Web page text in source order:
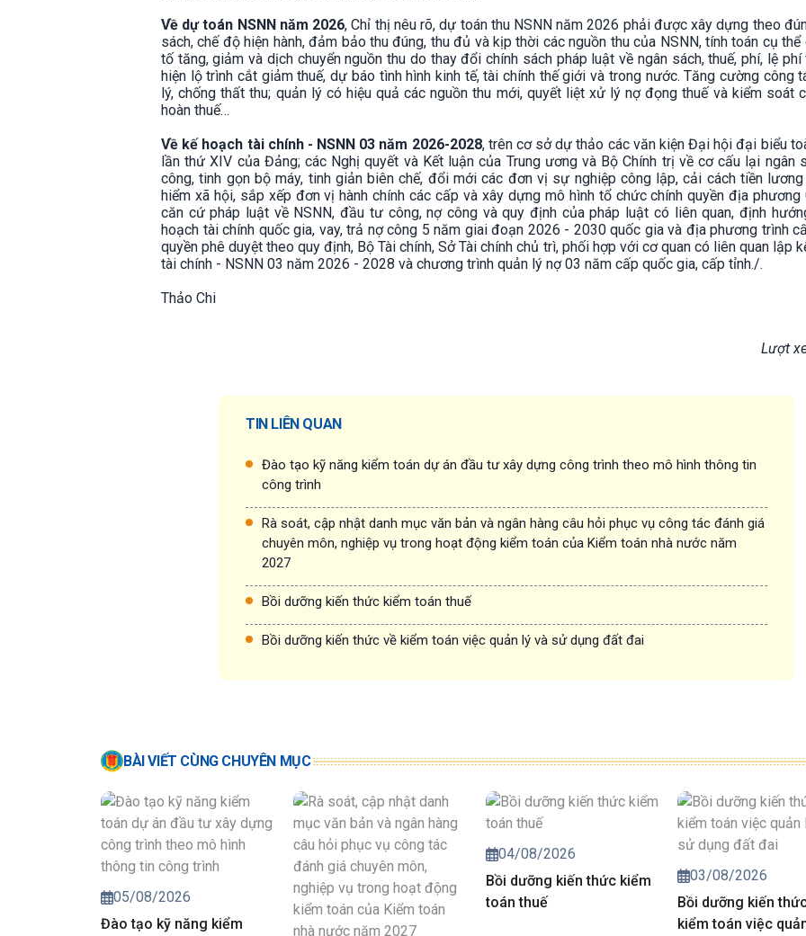
Về dự toán NSNN năm 2026, Chỉ thị nêu rõ, dự toán thu NSNN năm 2026 phải được xây dựng theo
sách, chế độ hiện hành, đảm bảo thu đúng, thu đủ và kịp thời các nguồn thu của NSNN, tính toán cụ thể
tố tăng, giảm và dịch chuyển nguồn thu do thay đổi chính sách pháp luật về ngân sách, thuế, phí, lệ
hiện lộ trình cắt giảm thuế, dự báo tình hình kinh tế, tài chính thế giới và trong nước. Tăng cường công
lý, chống thất thu; quản lý có hiệu quả các nguồn thu mới, quyết liệt xử lý nợ đọng thuế và kiểm soát
hoàn thuế…
Về kế hoạch tài chính - NSNN 03 năm 2026-2028, trên cơ sở dự thảo các văn kiện Đại hội đại biểu
lần thứ XIV của Đảng; các Nghị quyết và Kết luận của Trung ương và Bộ Chính trị về cơ cấu lại ngân
công, tinh gọn bộ máy, tinh giản biên chế, đổi mới các đơn vị sự nghiệp công lập, cải cách tiền
hiểm xã hội, sắp xếp đơn vị hành chính các cấp và xây dựng mô hình tổ chức chính quyền địa phương
căn cứ pháp luật về NSNN, đầu tư công, nợ công và quy định của pháp luật có liên quan, định
hoạch tài chính quốc gia, vay, trả nợ công 5 năm giai đoạn 2026 - 2030 quốc gia và địa phương trình
quyền phê duyệt theo quy định, Bộ Tài chính, Sở Tài chính chủ trì, phối hợp với cơ quan có liên quan lập
tài chính - NSNN 03 năm 2026 - 2028 và chương trình quản lý nợ 03 năm cấp quốc gia, cấp tỉnh./.
Thảo Chi
Lượt
TIN LIÊN QUAN
Đào tạo kỹ năng kiểm toán dự án đầu tư xây dựng công trình theo mô hình thông tin
công trình
Rà soát, cập nhật danh mục văn bản và ngân hàng câu hỏi phục vụ công tác đánh giá
chuyên môn, nghiệp vụ trong hoạt động kiểm toán của Kiểm toán nhà nước năm
2027
Bồi dưỡng kiến thức kiểm toán thuế
Bồi dưỡng kiến thức về kiểm toán việc quản lý và sử dụng đất đai
BÀI VIẾT CÙNG CHUYÊN MỤC
05/08/2026
Đào tạo kỹ năng kiểm
04/08/2026
Bồi dưỡng kiến thức kiểm
toán thuế
03/08/2026
Bồi dưỡng kiến
kiểm toán việc